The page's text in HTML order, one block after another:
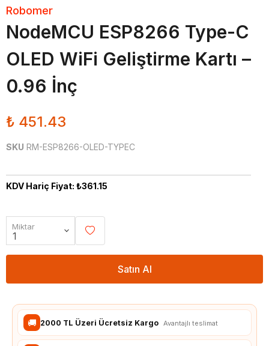
Robomer
NodeMCU ESP8266 Type-C
OLED WiFi Geliştirme Kartı –
0.96 İnç
₺ 451.43
SKU RM-ESP8266-OLED-TYPEC
KDV Hariç Fiyat: ₺361.15
Miktar
Satın Al
🚚 2000 TL Üzeri Ücretsiz Kargo Avantajlı teslimat